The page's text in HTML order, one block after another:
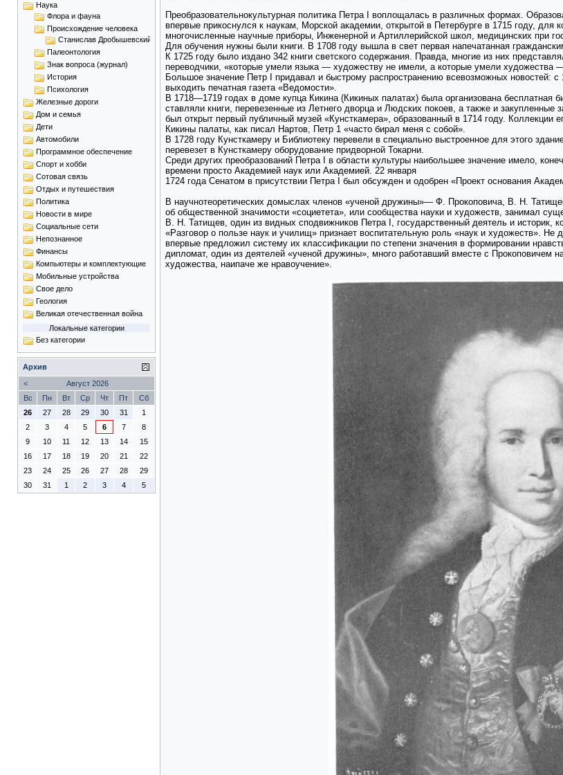
Преобразовательнокультурная политика Петра I воплощалась в различных формах.
впервые прикоснулся к наукам, Морской академии, открытой в Петербурге в 1715 году, для
многочисленные научные приборы, Инженерной и Артиллерийской школ, медицинских при
Для обучения нужны были книги. В 1708 году вышла в свет первая напечатанная
К 1725 году было издано 342 книги светского содержания. Правда, многие из них
переводчики, «которые умели языка — художеству не имели, а которые умели
Большое значение Петр I придавал и быстрому распространению всевозможных новостей:
выходить печатная газета «Ведомости».
В 1718—1719 годах в доме купца Кикина (Кикиных палатах) была организована
ставляли книги, перевезенные из Летнего дворца и Людских покоев, а также и
был открыт первый публичный музей «Кунсткамера», образованный в 1714 году. Коллекции
Кикины палаты, как писал Нартов, Петр 1 «часто бирал меня с собой».
В 1728 году Кунсткамеру и Библиотеку перевели в специально выстроенное для этого
перевезет в Кунсткамеру оборудование придворной Токарни.
Среди других преобразований Петра I в области культуры наибольшее значение имело,
времени просто Академией наук или Академией. 22 января
1724 года Сенатом в присутствии Петра I был обсужден и одобрен «Проект основания
В научнотеоретических домыслах членов «ученой дружины»— Ф. Прокоповича, В. Н.
об общественной значимости «социетета», или сообщества науки и художеств, занимал
В. Н. Татищев, один из видных сподвижников Петра I, государственный деятель и историк,
«Разговор о пользе наук и училищ» признает воспитательную роль «наук и художеств».
впервые предложил систему их классификации по степени значения в формировании
дипломат, один из деятелей «ученой дружины», много работавший вместе с Прокоповичем
художества, наипаче же нравоучение».
Наука
Флора и фауна
Происхождение человека
Станислав Дробышевский
Палеонтология
Знак вопроса (журнал)
История
Психология
Железные дороги
Дом и семья
Дети
Автомобили
Программное обеспечение
Спорт и хобби
Сотовая связь
Отдых и путешествия
Политика
Новости в мире
Социальные сети
Непознанное
Финансы
Компьютеры и комплектующие
Мобильные устройства
Свое дело
Геология
Великая отечественная война
Локальные категории
Без категории
Архив
<
Август 2026
Вс
Пн Вт Ср Чт Пт
Сб
26
27 28 29 30 31
1
2
3 4 5 6 7
8
9
10 11 12 13 14
15
16
17 18 19 20 21
22
23
24 25 26 27 28
29
30
31 1 2 3 4 5